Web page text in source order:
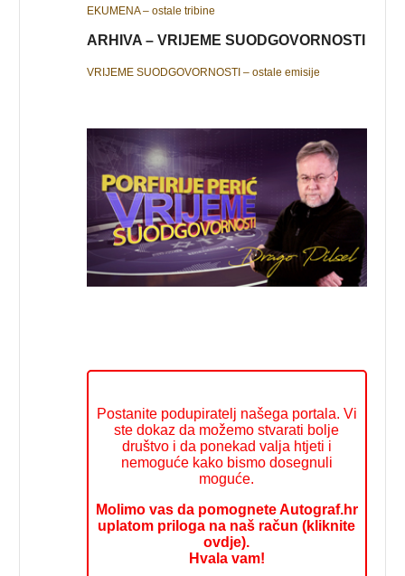
EKUMENA – ostale tribine
ARHIVA – VRIJEME SUODGOVORNOSTI
VRIJEME SUODGOVORNOSTI – ostale emisije
Postanite podupiratelj našega portala. Vi
ste dokaz da možemo stvarati bolje
društvo i da ponekad valja htjeti i
nemoguće kako bismo dosegnuli
moguće.
Molimo vas da pomognete Autograf.hr
uplatom priloga na naš račun (kliknite
ovdje).
Hvala vam!